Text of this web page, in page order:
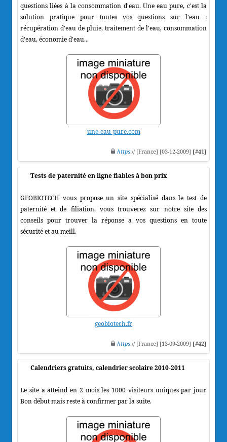
questions liées à la consommation d'eau. Une eau pure, c'est la
solution pratique pour toutes vos questions sur l'eau :
récupération d'eau de pluie, traitement de l'eau, consommation
d'eau, économie d'eau...
une-eau-pure.com
https:// [France] [03-12-2009] [#41]
Tests de paternité en ligne fiables à bon prix
GEOBIOTECH vous propose un site spécialisé dans le test de
paternité et de filiation, vous trouverez sur notre site des
conseils pour trouver la réponse a vos questions en toute
sécurité et au meill.
geobiotech.fr
https:// [France] [13-09-2009] [#42]
Calendriers gratuits, calendrier scolaire 2010-2011
Le site a atteind en 2 mois les 1000 visiteurs uniques par jour.
Bon début mais reste à confirmer par la suite.